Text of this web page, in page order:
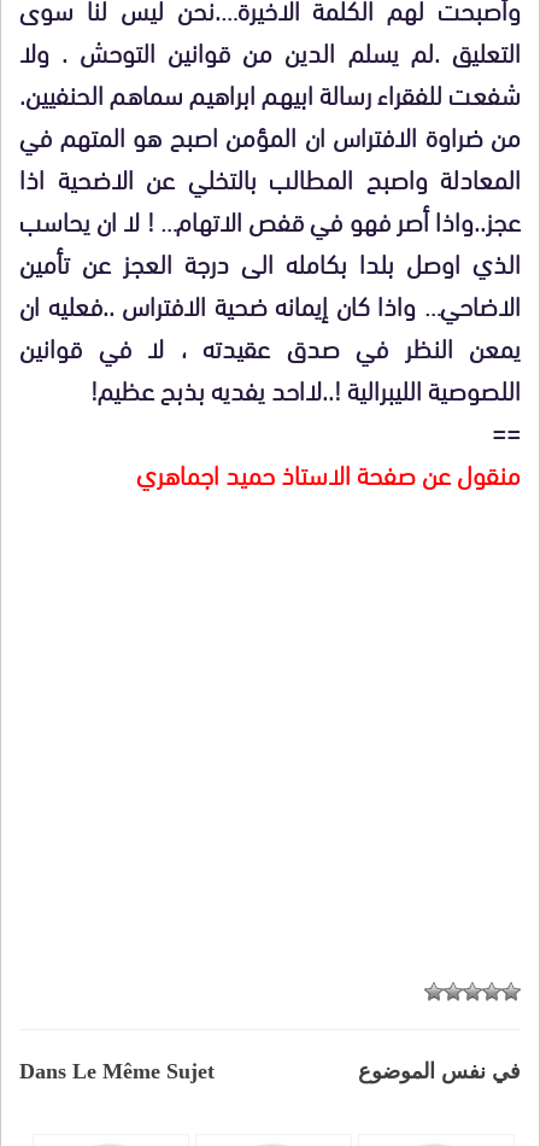
التعليق .لم يسلم الدين من قوانين التوحش . ولا
شفعت للفقراء رسالة ابيهم ابراهيم سماهم الحنفيين.
من ضراوة الافتراس ان المؤمن اصبح هو المتهم في
المعادلة واصبح المطالب بالتخلي عن الاضحية اذا
عجز..واذا أصر فهو في قفص الاتهام… ! لا ان يحاسب
الذي اوصل بلدا بكامله الى درجة العجز عن تأمين
الاضاحي… واذا كان إيمانه ضحية الافتراس ..فعليه ان
يمعن النظر في صدق عقيدته ، لا في قوانين
اللصوصية الليبرالية !..لااحد يفديه بذبح عظيم!
==
منقول عن صفحة الاستاذ حميد اجماهري
Dans Le Même Sujet في نفس الموضوع